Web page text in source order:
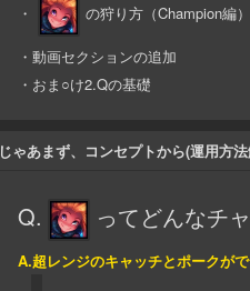
・
の狩り方（Champion編）
・動画セクションの追加
・おま○け2.Qの基礎
じゃあまず、コンセプトから(運用方
Q. ってどんなチ
A.超レンジのキャッチとポークが